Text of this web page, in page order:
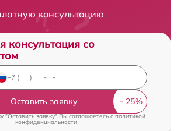
консультацию
консультация со
Оставить заявку
"Оставить заявку" Вы соглашаетесь cполитикой
конфиденциальности